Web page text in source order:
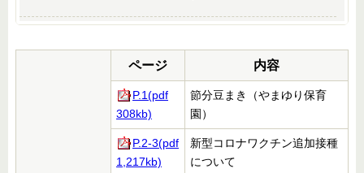
ページ 内容
P.1(pdf
308kb)
節分豆まき（やまゆり保育
園）
P.2-3(pdf
1,217kb)
新型コロナワクチン追加接種
について